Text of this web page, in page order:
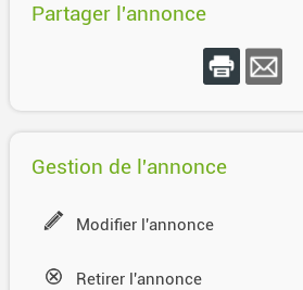
Partager l'annonce
Gestion de l'annonce
Modifier l'annonce
Retirer l'annonce